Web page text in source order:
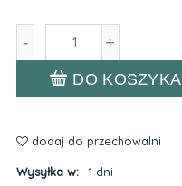
- +
DO KOSZYKA
dodaj do przechowalni
Wysyłka w: 1 dni